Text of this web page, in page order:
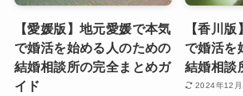
【愛媛版】地元愛媛で本気
で婚活を始める人のための
結婚相談所の完全まとめガ
イド
【香川
で婚活を
結婚相談
2024年12月